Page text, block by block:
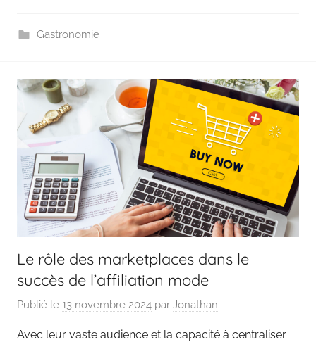
Gastronomie
Le rôle des marketplaces dans le
succès de l’affiliation mode
Publié le 13 novembre 2024 par Jonathan
Avec leur vaste audience et la capacité à centraliser